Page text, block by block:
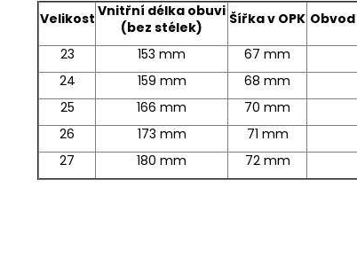
Velikost Vnitřní délka obuvi
(bez stélek)
Šířka v OPK
23
153 mm 67 mm
24
159 mm 68 mm
25
166 mm 70 mm
26
173 mm 71 mm
27
180 mm 72 mm